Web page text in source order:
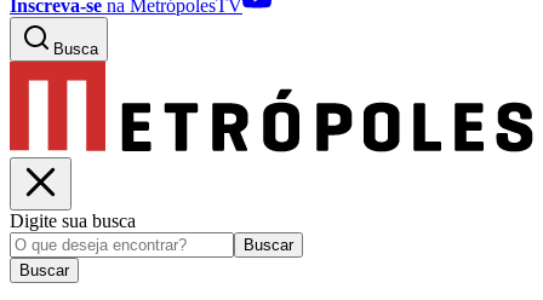
Inscreva-se na MetrópolesTV
Busca
Digite sua busca
Buscar
Buscar